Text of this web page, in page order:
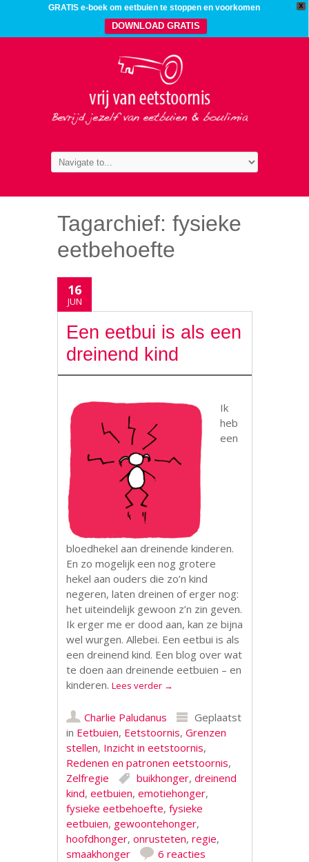
X
GRATIS e-boek om eetbuien te stoppen en voorkomen
DOWNLOAD GRATIS
Tagarchief: fysieke
eetbehoefte
16
JUN
Een eetbui is als een
dreinend kind
Ik
heb
een
bloedhekel aan dreinende kinderen.
En zo mogelijk een nog grotere
hekel aan ouders die zo’n kind
negeren, laten dreinen of erger nog:
het uiteindelijk gewoon z’n zin geven.
Ik erger me er dood aan, kan ze bijna
wel wurgen. Allebei. Een eetbui is als
een dreinend kind. Een blog over wat
te doen aan dreinende eetbuien – en
kinderen.Lees verder →
Charlie Paludanus
Geplaatst
in Eetbuien, Eetstoornis,Grenzen
stellen, Inzicht in eetstoornis,
Redenen en patronen eetstoornis,
Zelfregie
buikhonger,dreinend
kind,eetbuien,emotiehonger,
fysieke eetbehoefte,fysieke
eetbuien, gewoontehonger,
hoofdhonger,onrusteten,regie,
smaakhonger
6 reacties